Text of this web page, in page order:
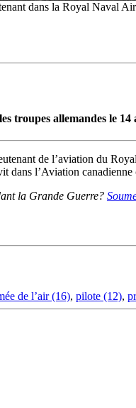
dans la Royal Naval
troupes allemandes le
de l’aviation du
dans l’Aviation
la Grande Guerre?
de l’air (16), pilote (12),